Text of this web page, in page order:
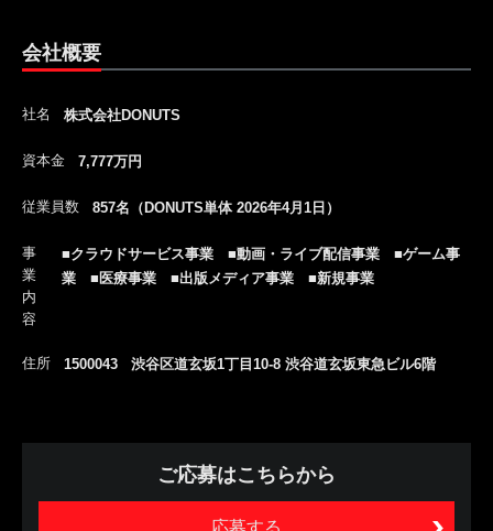
会社概要
社名 株式会社DONUTS
資本金 7,777万円
従業員数 857名（DONUTS単体 2026年4月1日）
事
業
内
容
■クラウドサービス事業 ■動画・ライブ配信事業 ■ゲーム事
業 ■医療事業 ■出版メディア事業 ■新規事業
住所 1500043 渋谷区道玄坂1丁目10-8 渋谷道玄坂東急ビル6階
ご応募はこちらから
応募する